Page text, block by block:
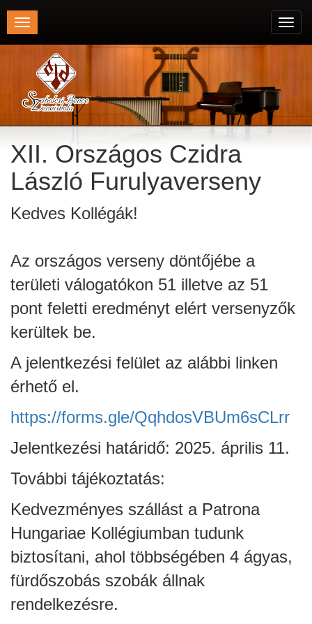
Toggle
navigation
Területi Válogatója
XII. Országos Czidra
László Furulyaverseny
Kedves Kollégák!
Az országos verseny döntőjébe a
területi válogatókon 51 illetve az 51
pont feletti eredményt elért versenyzők
kerültek be.
A jelentkezési felület az alábbi linken
érhető el.
https://forms.gle/QqhdosVBUm6sCLrr
Jelentkezési határidő: 2025. április 11.
További tájékoztatás:
Kedvezményes szállást a Patrona
Hungariae Kollégiumban tudunk
biztosítani, ahol többségében 4 ágyas,
fürdőszobás szobák állnak
rendelkezésre.